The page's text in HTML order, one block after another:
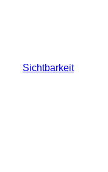
Sichtbarkeit